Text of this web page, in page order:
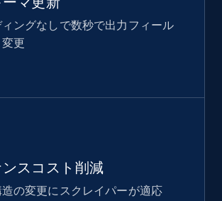
ングなしで数秒で出力フィール
更
ンスコスト削減
の変更にスクレイパーが適応